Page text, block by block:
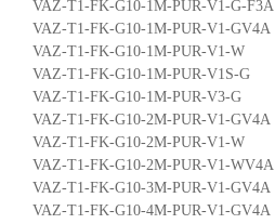
VAZ-T1-FK-G10-1M-PUR-V1-G-F3A
VAZ-T1-FK-G10-1M-PUR-V1-GV4A
VAZ-T1-FK-G10-1M-PUR-V1-W
VAZ-T1-FK-G10-1M-PUR-V1S-G
VAZ-T1-FK-G10-1M-PUR-V3-G
VAZ-T1-FK-G10-2M-PUR-V1-GV4A
VAZ-T1-FK-G10-2M-PUR-V1-W
VAZ-T1-FK-G10-2M-PUR-V1-WV4A
VAZ-T1-FK-G10-3M-PUR-V1-GV4A
VAZ-T1-FK-G10-4M-PUR-V1-GV4A